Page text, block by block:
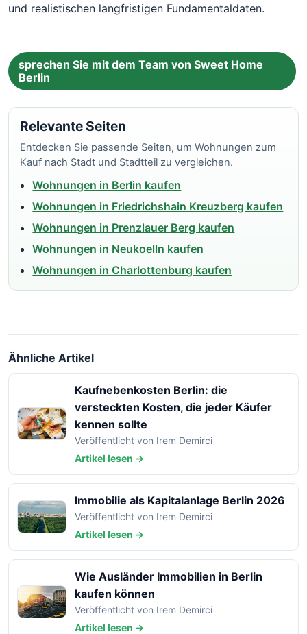
und realistischen langfristigen Fundamentaldaten.
sprechen Sie mit dem Team von Sweet Home
Berlin
Relevante Seiten
Entdecken Sie passende Seiten, um Wohnungen zum
Kauf nach Stadt und Stadtteil zu vergleichen.
Wohnungen in Berlin kaufen
Wohnungen in Friedrichshain Kreuzberg kaufen
Wohnungen in Prenzlauer Berg kaufen
Wohnungen in Neukoelln kaufen
Wohnungen in Charlottenburg kaufen
Ähnliche Artikel
Kaufnebenkosten Berlin: die
versteckten Kosten, die jeder Käufer
kennen sollte
Veröffentlicht von Irem Demirci
Artikel lesen →
Immobilie als Kapitalanlage Berlin 2026
Veröffentlicht von Irem Demirci
Artikel lesen →
Wie Ausländer Immobilien in Berlin
kaufen können
Veröffentlicht von Irem Demirci
Artikel lesen →